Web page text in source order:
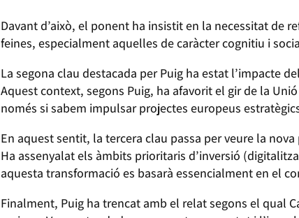
Davant d’això, el ponent ha insistit en la necessitat de
feines, especialment aquelles de caràcter cognitiu i
La segona clau destacada per Puig ha estat l’impacte
Aquest context, segons Puig, ha afavorit el gir de la
només si sabem impulsar projectes europeus
En aquest sentit, la tercera clau passa per veure la
Ha assenyalat els àmbits prioritaris d’inversió
aquesta transformació es basarà essencialment en el
Finalment, Puig ha trencat amb el relat segons el qual